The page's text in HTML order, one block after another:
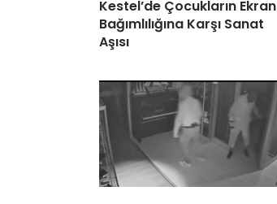
Kestel’de Çocukların Ekran
Bağımlılığına Karşı Sanat
Aşısı